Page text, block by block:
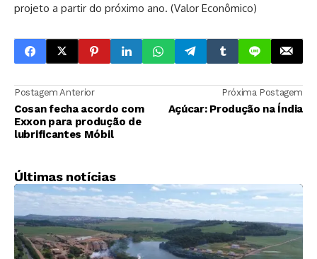
projeto a partir do próximo ano. (Valor Econômico)
Postagem Anterior
Cosan fecha acordo com
Exxon para produção de
lubrificantes Móbil
Próxima Postagem
Açúcar: Produção na Índia
Últimas notícias